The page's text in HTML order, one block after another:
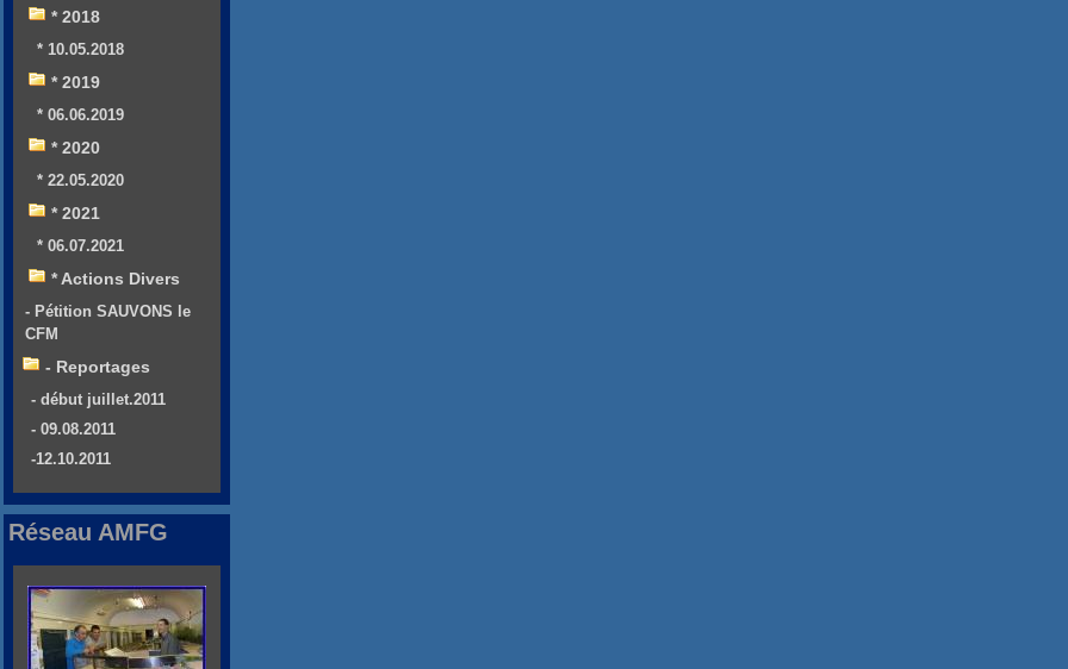
* 2018
* 10.05.2018
* 2019
* 06.06.2019
* 2020
* 22.05.2020
* 2021
* 06.07.2021
* Actions Divers
- Pétition SAUVONS le
CFM
- Reportages
- début juillet.2011
- 09.08.2011
-12.10.2011
Réseau AMFG